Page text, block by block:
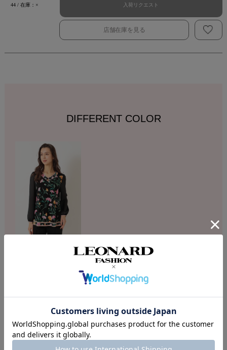
44 / 在庫：× 入荷リクエスト
店舗在庫を見る
DIFFERENT COLOR
商品番号：F52G377401
素材：トリアセテート65％ ポリエステル35％
シックなトーンに映えるオリジナルモチーフプリントが魅力的な長袖カ
ットソー。VネックにAラインのレディな雰囲気にシアーのふんわりとし
たギャザースリーブが甘さを加えるデザイン性の高い一枚です。長めの